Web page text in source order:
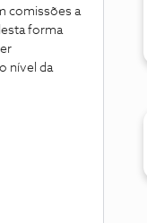
comissões a
forma
nível da